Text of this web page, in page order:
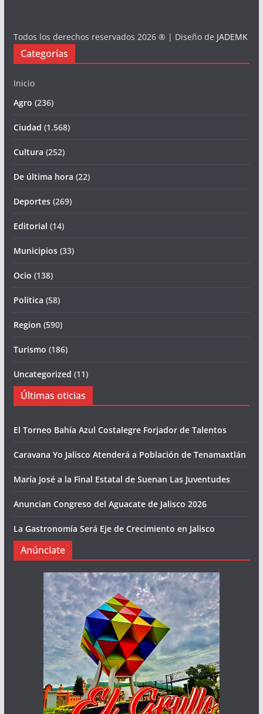
Todos los derechos reservados 2026 ® | Diseño de JADEMK
Categorías
Inicio
Agro (236)
Ciudad (1.568)
Cultura (252)
De última hora (22)
Deportes(269)
Editorial (14)
Municipios(33)
Ocio (138)
Politica (58)
Region (590)
Turismo (186)
Uncategorized (11)
Últimas oticias
El Torneo Bahía Azul Costalegre Forjador de Talentos
Caravana Yo Jalisco Atenderá a Población de Tenamaxtlán
María José a la Final Estatal de Suenan Las Juventudes
Anuncian Congreso del Aguacate de Jalisco 2026
La Gastronomía Será Eje de Crecimiento en Jalisco
Anúnciate